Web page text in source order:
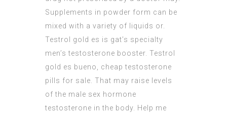
Supplements in powder form can be
mixed with a variety of liquids or.
Testrol gold es is gat’s specialty
men’s testosterone booster. Testrol
gold es bueno, cheap testosterone
pills for sale. That may raise levels
of the male sex hormone
testosterone in the body. Help me